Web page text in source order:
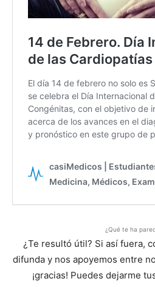
¿Qué te ha
¿Te resultó útil? Si así fuera,
difunda y nos apoyemos entre
¡gracias! Puedes dejarme